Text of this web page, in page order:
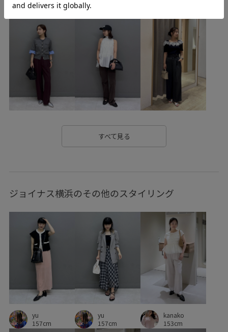
special3days vis_pantspick
vis_salepick vis_spickupbottoms VIS_TIMESALE
vis_umbro25aw Winnerwear_pickup
WINTERSALE_pickup WINTERSALE_VISpickup
すべて見る
ジョイナス横浜のその他のスタイリング
yu
157cm
yu
157cm
kanako
153cm